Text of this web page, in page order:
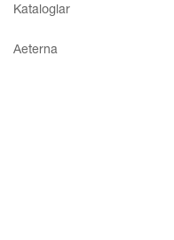
Blog
Kataloglar
Aeterna